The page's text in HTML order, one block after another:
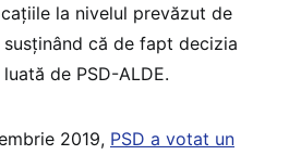
la nivelul prevăzut de
susţinând că de fapt decizia
de PSD-ALDE.
2019, PSD a votat un